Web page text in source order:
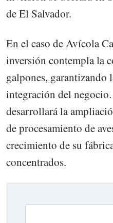
de El Salvador.
En el caso de Avícola
inversión contempla la
galpones, garantizando
integración del
desarrollará la
de procesamiento de
crecimiento de su
concentrados.